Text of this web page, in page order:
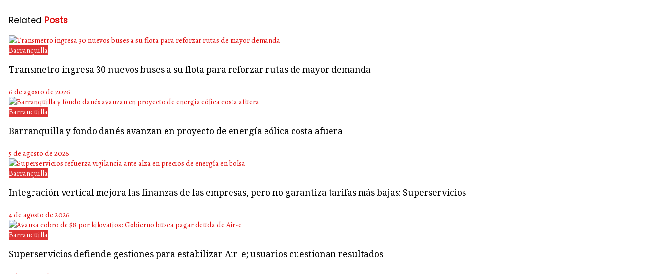
Related Posts
Barranquilla
Transmetro ingresa 30 nuevos buses a su flota para reforzar rutas de mayor demanda
6 de agosto de 2026
Barranquilla
Barranquilla y fondo danés avanzan en proyecto de energía eólica costa afuera
5 de agosto de 2026
Barranquilla
Integración vertical mejora las finanzas de las empresas, pero no garantiza tarifas más bajas: Superservicios
4 de agosto de 2026
Barranquilla
Superservicios defiende gestiones para estabilizar Air-e; usuarios cuestionan resultados